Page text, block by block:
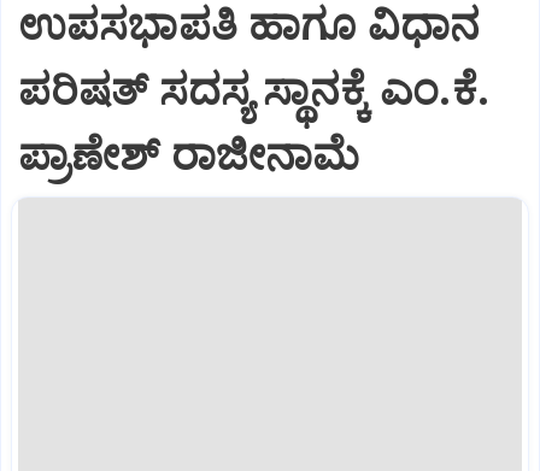
ಉಪಸಭಾಪತಿ ಹಾಗೂ ವಿಧಾನ
ಪರಿಷತ್ ಸದಸ್ಯ ಸ್ಥಾನಕ್ಕೆ ಎಂ.ಕೆ.
ಪ್ರಾಣೇಶ್ ರಾಜೀನಾಮೆ